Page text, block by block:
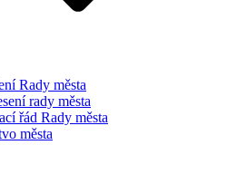
Rady města
rady města
řád Rady města
města